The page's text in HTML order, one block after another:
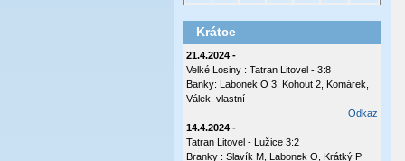
Krátce
21.4.2024 -
Velké Losiny : Tatran Litovel - 3:8
Banky: Labonek O 3, Kohout 2, Komárek,
Válek, vlastní
Odkaz
14.4.2024 -
Tatran Litovel - Lužice 3:2
Branky : Slavík M, Labonek O, Krátký P